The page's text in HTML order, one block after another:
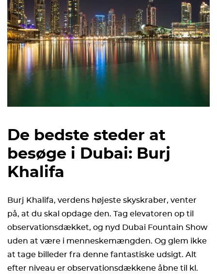
De bedste steder at
besøge i Dubai: Burj
Khalifa
Burj Khalifa, verdens højeste skyskraber, venter
på, at du skal opdage den. Tag elevatoren op til
observationsdækket, og nyd Dubai Fountain Show
uden at være i menneskemængden. Og glem ikke
at tage billeder fra denne fantastiske udsigt. Alt
efter niveau er observationsdækkene åbne til kl.